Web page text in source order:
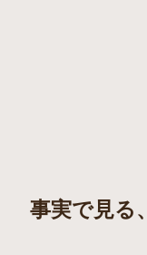
事実で見る